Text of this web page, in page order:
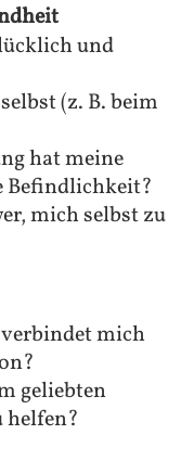
und
(z. B. beim
hat meine
Befindlichkeit?
mich selbst zu
mich
geliebten
helfen?